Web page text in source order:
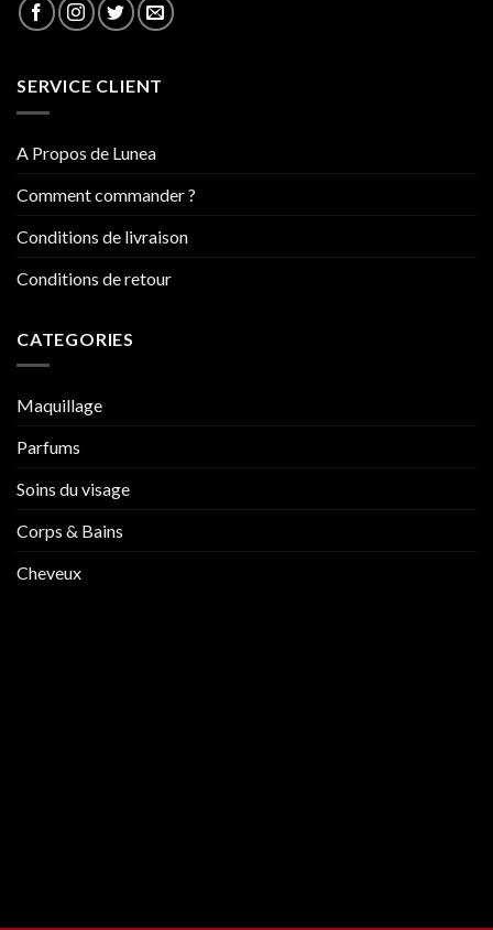
SERVICE CLIENT
A Propos de Lunea
Comment commander ?
Conditions de livraison
Conditions de retour
CATEGORIES
Maquillage
Parfums
Soins du visage
Corps & Bains
Cheveux